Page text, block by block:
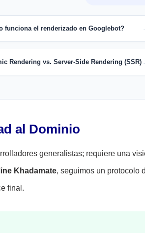
funciona el renderizado en Googlebot?
Rendering vs. Server-Side Rendering (SSR)
al Dominio
generalistas; requiere una
Khadamate, seguimos un protocolo
final.